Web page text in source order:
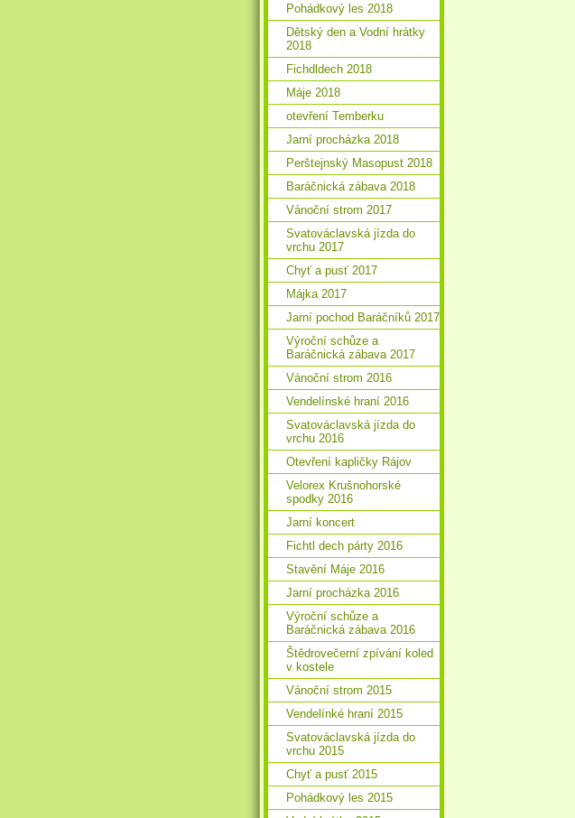
Pohádkový les 2018
Dětský den a Vodní hrátky
2018
Fichdldech 2018
Máje 2018
otevření Temberku
Jarní procházka 2018
Perštejnský Masopust 2018
Baráčnická zábava 2018
Vánoční strom 2017
Svatováclavská jízda do
vrchu 2017
Chyť a pusť 2017
Májka 2017
Jarní pochod Baráčníků 2017
Výroční schůze a
Baráčnická zábava 2017
Vánoční strom 2016
Vendelínské hraní 2016
Svatováclavská jízda do
vrchu 2016
Otevření kapličky Rájov
Velorex Krušnohorské
spodky 2016
Jarní koncert
Fichtl dech párty 2016
Stavění Máje 2016
Jarní procházka 2016
Výroční schůze a
Baráčnická zábava 2016
Štědrovečerní zpívání koled
v kostele
Vánoční strom 2015
Vendelínké hraní 2015
Svatováclavská jízda do
vrchu 2015
Chyť a pusť 2015
Pohádkový les 2015